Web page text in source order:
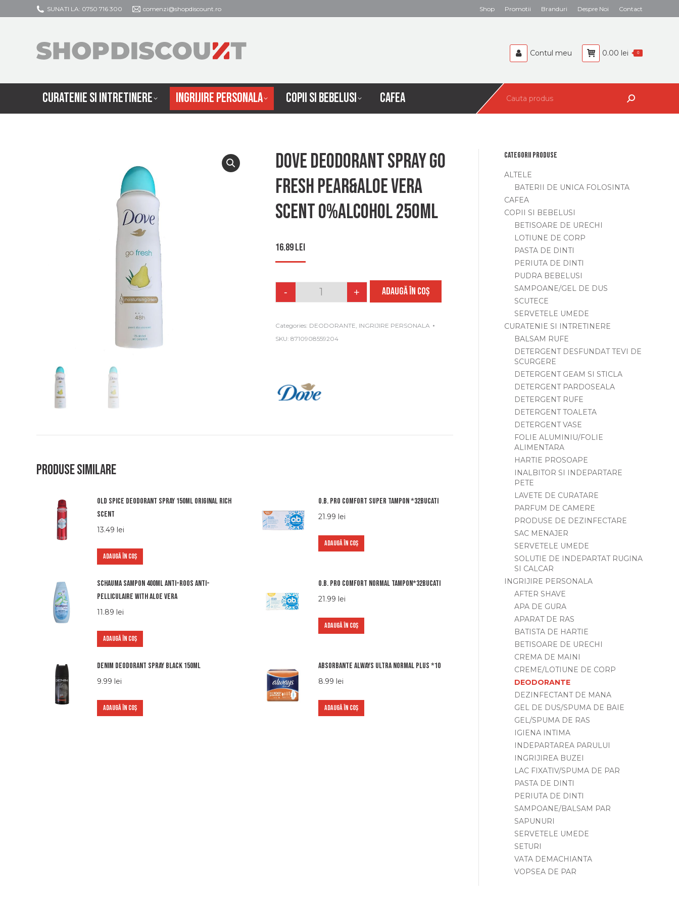
SUNATI LA: 0750 716 300 comenzi@shopdiscount.ro Shop Promotii Branduri Despre Noi Contact
Contul meu 0.00 lei 0
CURATENIE SI INTRETINERE INGRIJIRE PERSONALA COPII SI BEBELUSI CAFEA
Dove deodorant spray go
fresh pear&aloe vera
scent 0%alcohol 250ml
16.89lei
Quantity
- + ADAUGĂ ÎN COȘ
Categories: DEODORANTE, INGRIJIRE PERSONALA
SKU: 8710908559204
Produse similare
Old spice deodorant spray 150ml original rich
scent
13.49 lei
ADAUGĂ ÎN COȘ
O.b. pro comfort super tampon *32bucati
21.99 lei
ADAUGĂ ÎN COȘ
Schauma sampon 400ml anti-roos anti-
pelliculaire with aloe vera
11.89 lei
ADAUGĂ ÎN COȘ
O.b. pro comfort normal tampon*32bucati
21.99 lei
ADAUGĂ ÎN COȘ
Denim Deodorant Spray Black 150ml
9.99 lei
ADAUGĂ ÎN COȘ
Absorbante Always Ultra normal plus *10
8.99 lei
ADAUGĂ ÎN COȘ
Categorii produse
ALTELE
BATERII DE UNICA FOLOSINTA
CAFEA
COPII SI BEBELUSI
BETISOARE DE URECHI
LOTIUNE DE CORP
PASTA DE DINTI
PERIUTA DE DINTI
PUDRA BEBELUSI
SAMPOANE/GEL DE DUS
SCUTECE
SERVETELE UMEDE
CURATENIE SI INTRETINERE
BALSAM RUFE
DETERGENT DESFUNDAT TEVI DE
SCURGERE
DETERGENT GEAM SI STICLA
DETERGENT PARDOSEALA
DETERGENT RUFE
DETERGENT TOALETA
DETERGENT VASE
FOLIE ALUMINIU/FOLIE
ALIMENTARA
HARTIE PROSOAPE
INALBITOR SI INDEPARTARE
PETE
LAVETE DE CURATARE
PARFUM DE CAMERE
PRODUSE DE DEZINFECTARE
SAC MENAJER
SERVETELE UMEDE
SOLUTIE DE INDEPARTAT RUGINA
SI CALCAR
INGRIJIRE PERSONALA
AFTER SHAVE
APA DE GURA
APARAT DE RAS
BATISTA DE HARTIE
BETISOARE DE URECHI
CREMA DE MAINI
CREME/LOTIUNE DE CORP
DEODORANTE
DEZINFECTANT DE MANA
GEL DE DUS/SPUMA DE BAIE
GEL/SPUMA DE RAS
IGIENA INTIMA
INDEPARTAREA PARULUI
INGRIJIREA BUZEI
LAC FIXATIV/SPUMA DE PAR
PASTA DE DINTI
PERIUTA DE DINTI
SAMPOANE/BALSAM PAR
SAPUNURI
SERVETELE UMEDE
SETURI
VATA DEMACHIANTA
VOPSEA DE PAR
CURATENIE SI INTRETINERE INGRIJIRE PERSONALA COPII SI BEBELUSI CAFEA
Search: